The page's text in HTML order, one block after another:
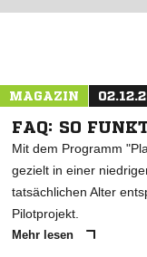
MAGAZIN
FAQ: SO
Mit dem Programm
gezielt in einer
tatsächlichen Alter
Pilotprojekt.
Mehr lesen